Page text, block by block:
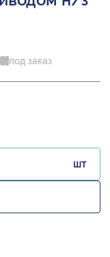
под заказ
шт